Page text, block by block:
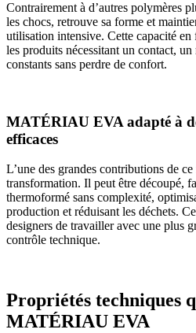
Contrairement à d’autres polymères
les chocs, retrouve sa forme et
utilisation intensive. Cette capacité
les produits nécessitant un contact,
constants sans perdre de confort.
MATÉRIAU EVA adapté à
efficaces
L’une des grandes contributions de
transformation. Il peut être découpé,
thermoformé sans complexité,
production et réduisant les déchets.
designers de travailler avec une plus
contrôle technique.
Propriétés techniques
MATÉRIAU EVA